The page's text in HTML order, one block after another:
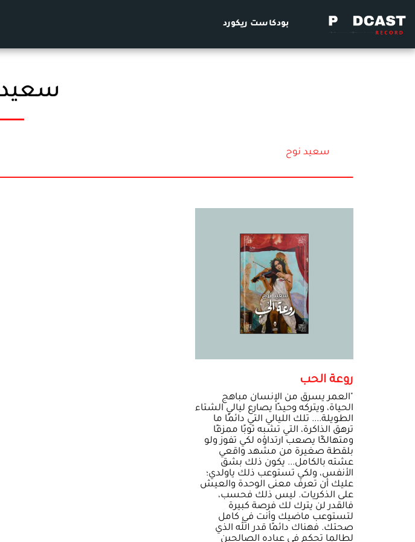
بودكاست ريكورد
سعيد نوح
روعة الحب
"العمر يسرق من الإنسان مباهج
الحياة، ويتركه وحيدًا يصارع ليالي الشتاء
الطويلة.... تلك الليالي التي دائمًا ما
ترهق الذاكرة، التي تشبه ثوبًا ممزقًا
ومتهالكًا يصعب ارتداؤه لكي تفوز ولو
بلقطة صغيرة من مشهد واقعي
عشته بالكامل... يكون ذلك بشق
الأنفس، ولكي تستوعب ذلك ياولدي؛
عليك أن تعرف معنى الوحدة والعيش
على الذكريات. ليس ذلك فحسب،
فالقدر لن يترك لك فرصة كبيرة
لتستوعب ماضيك وأنت في كامل
صحتك. فهناك دائمًا قدر الله الذي
لطالما تحكم في عباده الصالحين